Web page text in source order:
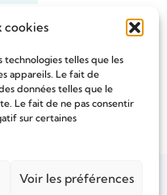
cookies
technologies telles que les
appareils. Le fait de
données telles que le
Le fait de ne pas consentir
sur certaines
Voir les préférences
de prières